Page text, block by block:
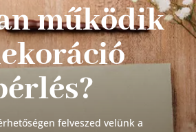
működik
felveszed velünk a